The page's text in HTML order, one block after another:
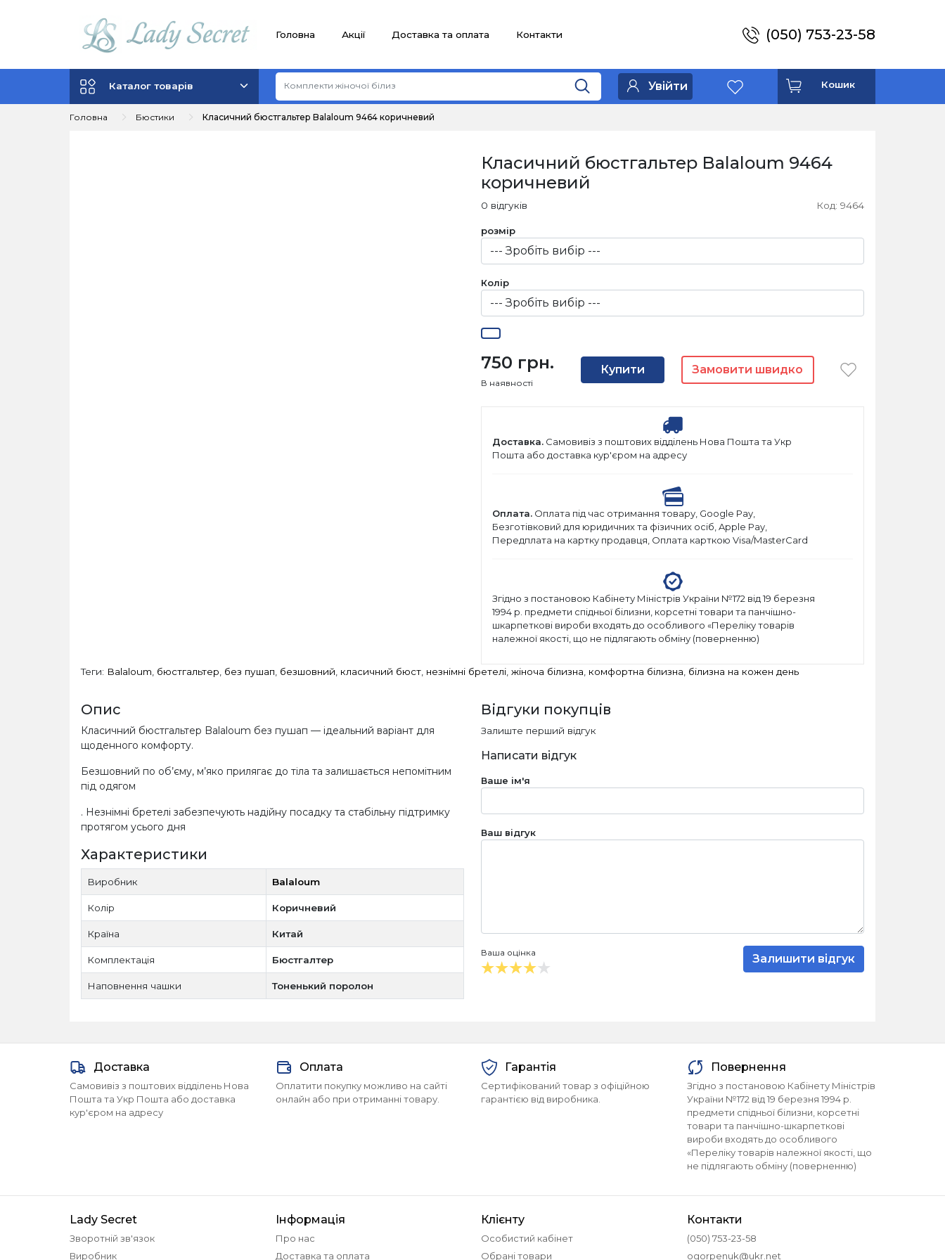
Головна Акції Доставка та оплата Контакти (050) 753-23-58
Каталог товарів Увійти Кошик
Головна Бюстики Класичний бюстгальтер Balaloum 9464 коричневий
Класичний бюстгальтер Balaloum 9464
коричневий
0 відгуків Код: 9464
розмір
Колір
750 грн.
В наявності
Купити Замовити швидко
Доставка. Самовивіз з поштових відділень Нова Пошта та Укр
Пошта або доставка кур'єром на адресу
Оплата. Оплата під час отримання товару, Google Pay,
Безготівковий для юридичних та фізичних осіб, Apple Pay,
Передплата на картку продавця, Оплата карткою Visa/MasterCard
Згідно з постановою Кабінету Міністрів України №172 від 19 березня
1994 р. предмети спідньої білизни, корсетні товари та панчішно-
шкарпеткові вироби входять до особливого «Переліку товарів
належної якості, що не підлягають обміну (поверненню)
Теги: Balaloum бюстгальтер без пушап безшовний класичний бюст незнімні бретелі жіноча білизна комфортна білизна білизна на кожен день
Опис
Класичний бюстгальтер Balaloum без пушап — ідеальний варіант для
щоденного комфорту.
Безшовний по об’єму, м’яко прилягає до тіла та залишається непомітним
під одягом
. Незнімні бретелі забезпечують надійну посадку та стабільну підтримку
протягом усього дня
Характеристики
Виробник Balaloum
Колір Коричневий
Країна Китай
Комплектація Бюстгалтер
Наповнення чашки Тоненький поролон
Відгуки покупців
Залиште перший відгук
Написати відгук
Ваше ім'я
Ваш відгук
Ваша оцінка Залишити відгук
Доставка
Самовивіз з поштових відділень Нова
Пошта та Укр Пошта або доставка
кур'єром на адресу
Оплата
Оплатити покупку можливо на сайті
онлайн або при отриманні товару.
Гарантія
Сертифікований товар з офіційною
гарантією від виробника.
Повернення
Згідно з постановою Кабінету Міністрів
України №172 від 19 березня 1994 р.
предмети спідньої білизни, корсетні
товари та панчішно-шкарпеткові
вироби входять до особливого
«Переліку товарів належної якості, що
не підлягають обміну (поверненню)
Lady Secret
Зворотній зв'язок
Виробник
Інформація
Про нас
Доставка та оплата
Клієнту
Особистий кабінет
Обрані товари
Контакти
(050) 753-23-58
ogorpenuk@ukr.net